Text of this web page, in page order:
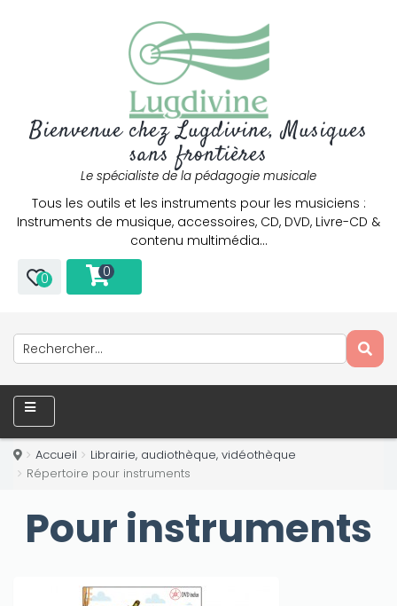
Bienvenue chez Lugdivine, Musiques
sans frontières
Le spécialiste de la pédagogie musicale
Tous les outils et les instruments pour les musiciens :
Instruments de musique, accessoires, CD, DVD, Livre-CD &
contenu multimédia…
0 0
Accueil
Librairie, audiothèque, vidéothèque
Répertoire pour instruments
Pour instruments